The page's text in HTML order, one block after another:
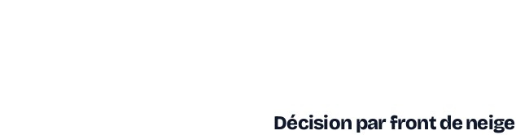
Décision par front de neige